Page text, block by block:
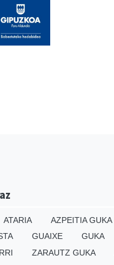
ATARIA AZPEITIA GUKA
GUAIXE GUKA
ZARAUTZ GUKA